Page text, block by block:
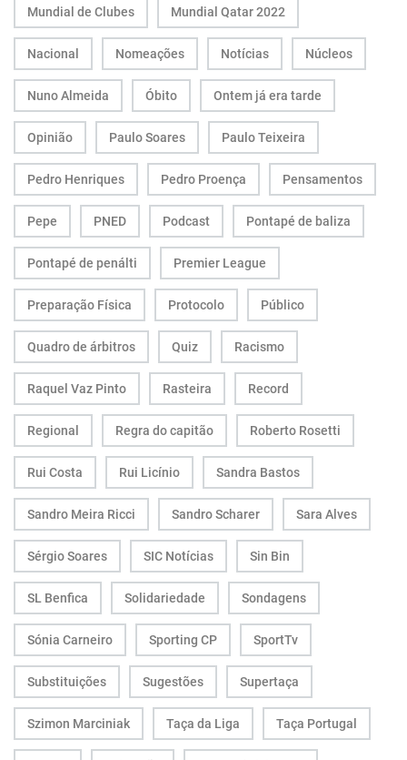
Mundial de Clubes Mundial Qatar 2022
Nacional Nomeações Notícias Núcleos
Nuno Almeida Óbito Ontem já era tarde
Opinião Paulo Soares Paulo Teixeira
Pedro Henriques Pedro Proença Pensamentos
Pepe PNED Podcast Pontapé de baliza
Pontapé de penálti Premier League
Preparação Física Protocolo Público
Quadro de árbitros Quiz Racismo
Raquel Vaz Pinto Rasteira Record
Regional Regra do capitão Roberto Rosetti
Rui Costa Rui Licínio Sandra Bastos
Sandro Meira Ricci Sandro Scharer Sara Alves
Sérgio Soares SIC Notícias Sin Bin
SL Benfica Solidariedade Sondagens
Sónia Carneiro Sporting CP SportTv
Substituições Sugestões Supertaça
Szimon Marciniak Taça da Liga Taça Portugal